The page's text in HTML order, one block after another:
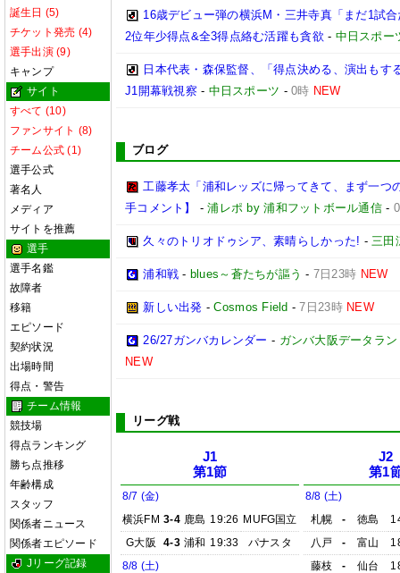
誕生日 (5)
チケット発売 (4)
選手出演 (9)
キャンプ
サイト
すべて (10)
ファンサイト (8)
チーム公式 (1)
選手公式
著名人
メディア
サイトを推薦
選手
選手名鑑
故障者
移籍
エピソード
契約状況
出場時間
得点・警告
チーム情報
競技場
得点ランキング
勝ち点推移
年齢構成
スタッフ
関係者ニュース
関係者エピソード
Jリーグ記録
16歳デビュー弾の横浜M・三井寺真「まだ1試
2位年少得点&全3得点絡む活躍も貪欲 - 中日スポー
日本代表・森保監督、「得点決める、演出も
J1開幕戦視察 - 中日スポーツ -0時 NEW
ブログ
工藤孝太「浦和レッズに帰ってきて、まず一つ
手コメント】
-浦レポ by 浦和フットボール通信-
久々のトリオドゥシア、素晴らしかった! -三田
浦和戦 - blues～蒼たちが謳う - 7日23時 NEW
新しい出発 -Cosmos Field -7日23時 NEW
26/27ガンバカレンダー - ガンバ大阪データラ
NEW
リーグ戦
J1
第1節
8/7 (金)
横浜FM 3-4 鹿島 19:26 MUFG国立
G大阪
4-3 浦和 19:33
パナスタ
8/8 (土)
J2
第1
8/8 (土)
札幌
- 徳島
八戸
- 富山
藤枝
- 仙台